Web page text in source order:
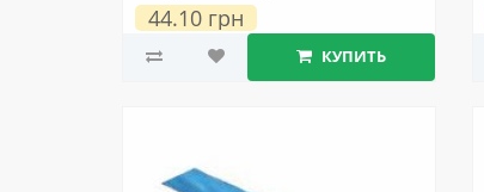
токопровод..
44.10 грн
КУПИТЬ